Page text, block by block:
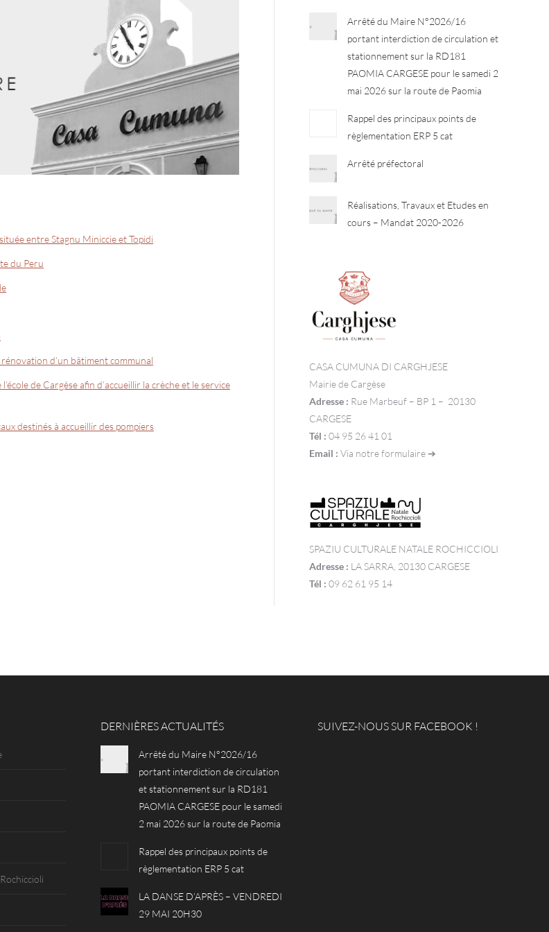
entre Stagnu Miniccie et Topidi
du Peru
d’un bâtiment communal
de Cargèse afin d’accueillir la crèche et le service
destinés à accueillir des pompiers
Arrêté du Maire N°2026/16
portant interdiction de circulation et
stationnement sur la RD181
PAOMIA CARGESE pour le samedi 2
mai 2026 sur la route de Paomia
Rappel des principaux points de
règlementation ERP 5 cat
Arrêté préfectoral
Réalisations, Travaux et Etudes en
cours – Mandat 2020-2026
CASA CUMUNA DI CARGHJESE
Mairie de Cargèse
Adresse : Rue Marbeuf – BP 1 – 20130
CARGESE
Tél : 04 95 26 41 01
Email : Via notre formulaire ➔
SPAZIU CULTURALE NATALE ROCHICCIOLI
Adresse : LA SARRA, 20130 CARGESE
Tél : 09 62 61 95 14
DERNIÈRES ACTUALITÉS
Arrêté du Maire N°2026/16
portant interdiction de circulation
et stationnement sur la RD181
PAOMIA CARGESE pour le samedi
2 mai 2026 sur la route de Paomia
Rappel des principaux points de
règlementation ERP 5 cat
LA DANSE D’APRÈS – VENDREDI
29 MAI 20H30
SUIVEZ-NOUS SUR FACEBOOK !